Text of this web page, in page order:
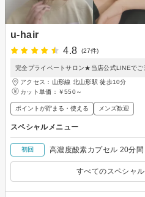
u-hair
4.8
(27件)
完全プライベートサロン★当店公式LINEで
アクセス：山形線 北山形駅 徒歩10分
カット単価： ￥550～
ポイントが貯まる・使える メンズ歓迎
スペシャルメニュー
初回 高濃度酸素カプセル 20分
すべてのスペシャ